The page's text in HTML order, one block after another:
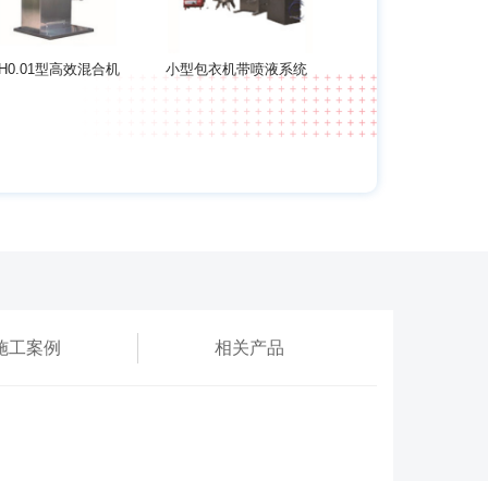
型高效混合机 小型包衣机带喷液系统
工案例 相关产品